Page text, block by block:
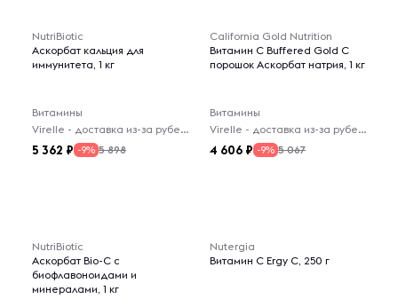
NutriBiotic
Аскорбат кальция для
иммунитета, 1 кг
Витамины
Virelle - доставка из-за рубежа
5 362 -9% 5 898
California Gold Nutrition
Витамин C Buffered Gold C
порошок Аскорбат натрия, 1 кг
Витамины
Virelle - доставка из-за рубежа
4 606 -9% 5 067
NutriBiotic
Аскорбат Bio-C с
биофлавоноидами и
минералами, 1 кг
Nutergia
Витамин C Ergy C, 250 г